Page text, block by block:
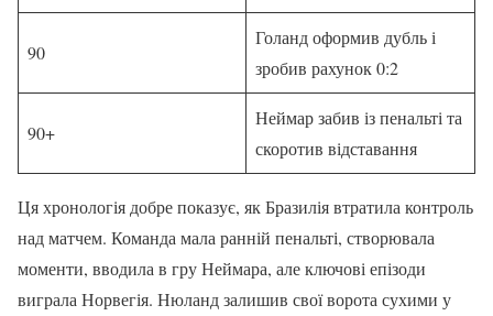
90
Голанд оформив дубль і
зробив рахунок 0:2
90+
Неймар забив із пенальті та
скоротив відставання
Ця хронологія добре показує, як Бразилія втратила контроль
над матчем. Команда мала ранній пенальті, створювала
моменти, вводила в гру Неймара, але ключові епізоди
виграла Норвегія. Нюланд залишив свої ворота сухими у